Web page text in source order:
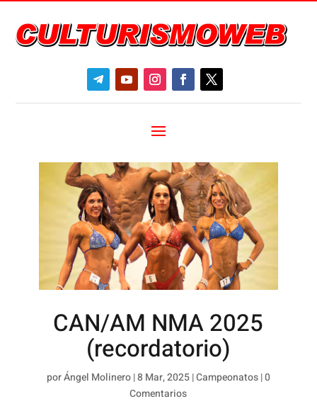
CAN/AM NMA 2025
(recordatorio)
porÁngel Molinero|8 Mar, 2025|Campeonatos|0
Comentarios